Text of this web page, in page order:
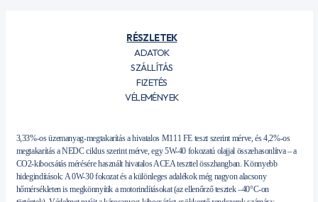
RÉSZLETEK
ADATOK
SZÁLLÍTÁS
FIZETÉS
VÉLEMÉNYEK
3,33%-os üzemanyag-megtakarítás a hivatalos M111 FE teszt szerint mérve, és 4,2%-os
megtakarítás a NEDC ciklus szerint mérve, egy 5W-40 fokozatú olajjal összehasonlítva – a
CO2-kibocsátás mérésére használt hivatalos ACEA teszttel összhangban. Könnyebb
hidegindítások: A 0W-30 fokozat és a különleges adalékok még nagyon alacsony
hőmérsékleten is megkönnyítik a motorindításokat (az ellenőrző tesztek –40°C-on